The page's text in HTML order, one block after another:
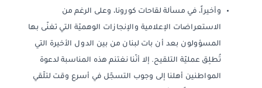
وأخيراً، في مسألة لقاحات كورونا، وعلى الرغم من
الاستعراضات الإعلامية والإنجازات الوهميّة التي تغنّى بها
المسؤولون بعد أن بات لبنان من بين الدول الأخيرة التي
تُطلِق عمليّة التلقيح. إلا أنّنا نغتنم هذه المناسبة لدعوة
المواطنين أهلنا إلى وجوب التسجّل في أسرع وقت لتلّقي